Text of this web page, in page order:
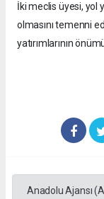
İki meclis üyesi, yol
olmasını temenni
yatırımlarının
Anadolu Ajansı